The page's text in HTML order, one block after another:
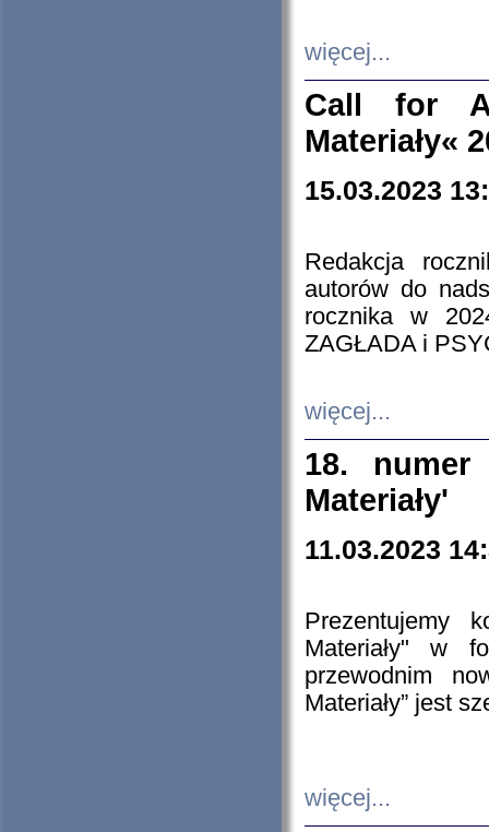
więcej...
Call for
Materiały«
15.03.2023
Redakcja
autorów do
rocznika w
ZAGŁADA i
więcej...
18. numer
Materiały'
11.03.2023
Prezentujemy
Materiały" w
przewodnim
Materiały” jest
więcej...